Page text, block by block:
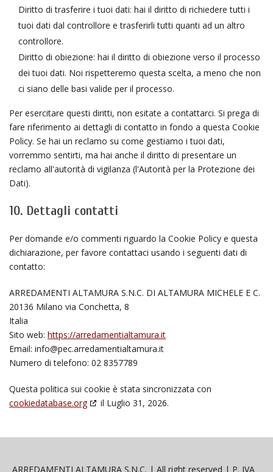
Diritto di trasferire i tuoi dati: hai il diritto di richiedere tutti i
tuoi dati dal controllore e trasferirli tutti quanti ad un altro
controllore.
Diritto di obiezione: hai il diritto di obiezione verso il processo
dei tuoi dati. Noi rispetteremo questa scelta, a meno che non
ci siano delle basi valide per il processo.
Per esercitare questi diritti, non esitate a contattarci. Si prega di
fare riferimento ai dettagli di contatto in fondo a questa Cookie
Policy. Se hai un reclamo su come gestiamo i tuoi dati,
vorremmo sentirti, ma hai anche il diritto di presentare un
reclamo all'autorità di vigilanza (l'Autorità per la Protezione dei
Dati).
10. Dettagli contatti
Per domande e/o commenti riguardo la Cookie Policy e questa
dichiarazione, per favore contattaci usando i seguenti dati di
contatto:
ARREDAMENTI ALTAMURA S.N.C. DI ALTAMURA MICHELE E C.
20136 Milano via Conchetta, 8
Italia
Sito web: https://arredamentialtamura.it
Email: info@pec.arredamentialtamura.it
Numero di telefono: 02 8357789
Questa politica sui cookie è stata sincronizzata con
cookiedatabase.org
il Luglio 31, 2026.
ARREDAMENTI ALTAMURA S.N.C. | All right reserved | P. IVA